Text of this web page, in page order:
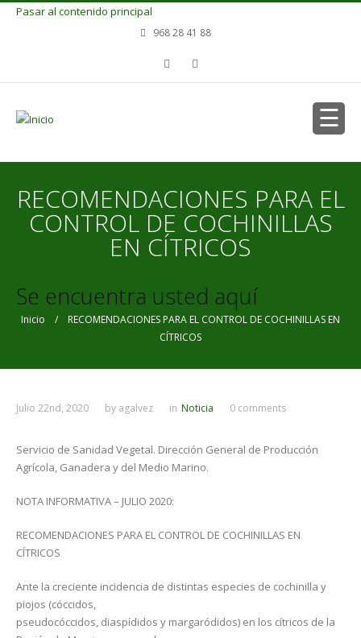
Pasar al contenido principal
968 28 41 88
RECOMENDACIONES PARA EL
CONTROL DE COCHINILLAS
EN CÍTRICOS
Se encuentra usted aquí
Inicio / RECOMENDACIONES PARA EL CONTROL DE COCHINILLAS EN
CÍTRICOS
Julio 22nd, 2020 by agalvez in Noticia 0 comments
Servicio de Sanidad Vegetal. Dirección General de Producción
Agrícola, Ganadera y del Medio Marino.
NOTA INFORMATIVA – JULIO 2020:
RECOMENDACIONES PARA EL CONTROL DE COCHINILLAS EN
CÍTRICOS
Ante la creciente incidencia de distintas especies de cochinilla y
piojos (cóccidos,
pseudocóccidos, diaspídidos y margaródidos) en los cítricos de la